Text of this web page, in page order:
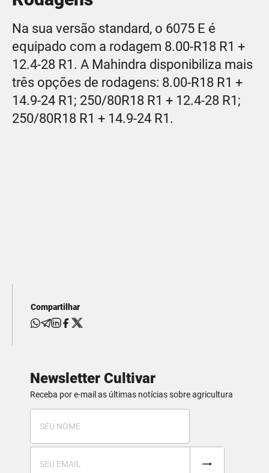
Na sua versão standard, o 6075 E é
equipado com a rodagem 8.00-R18 R1 +
12.4-28 R1. A Mahindra disponibiliza mais
três opções de rodagens: 8.00-R18 R1 +
14.9-24 R1; 250/80R18 R1 + 12.4-28 R1;
250/80R18 R1 + 14.9-24 R1.
Compartilhar
Newsletter Cultivar
Receba por e-mail as últimas notícias sobre agricultura